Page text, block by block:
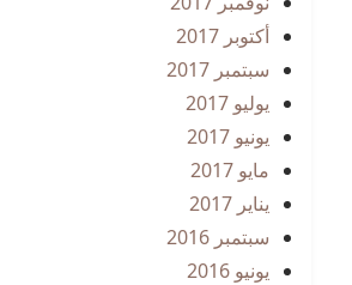
أكتوبر 2017
سبتمبر 2017
يوليو 2017
يونيو 2017
مايو 2017
يناير 2017
سبتمبر 2016
يونيو 2016